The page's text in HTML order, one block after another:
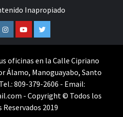
Inapropiado
InstagramYoutubeTwitter
oficinas en la Calle Cipriano
Álamo, Manoguayabo, Santo
809-379-2606 - Email:
- Copyright © Todos los
Reservados 2019